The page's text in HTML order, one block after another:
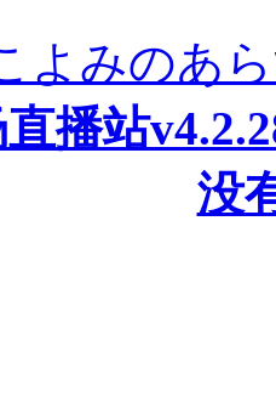
よみのあ
播站
没